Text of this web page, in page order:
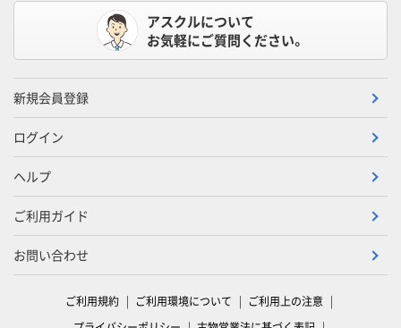
アスクルについて
お気軽にご質問ください。
新規会員登録
ログイン
ヘルプ
ご利用ガイド
お問い合わせ
ご利用規約 ご利用環境について
ご利用上の注意